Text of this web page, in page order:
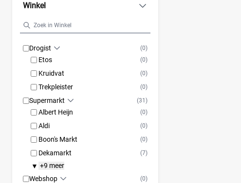
Winkel
Drogist (0)
Etos (0)
Kruidvat (0)
Trekpleister (0)
Supermarkt (31)
Albert Heijn (0)
Aldi (0)
Boon's Markt (0)
Dekamarkt (7)
▼ +9 meer
Webshop
(0)